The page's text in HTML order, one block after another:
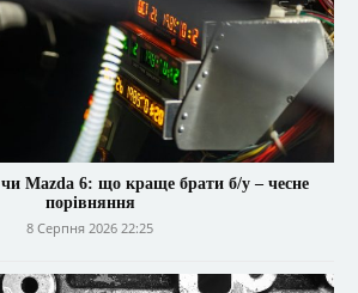
Mazda 6: що краще брати б/у – чесне
порівняння
8 Серпня 2026 22:25